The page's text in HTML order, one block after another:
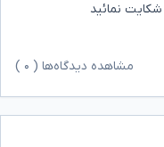
نمائید
مشاهده دیدگاه‌ها ( ۰